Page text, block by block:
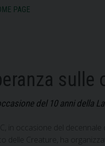
PAGE
sulle
del 10 anni della
in occasione del decennale
delle Creature, ha